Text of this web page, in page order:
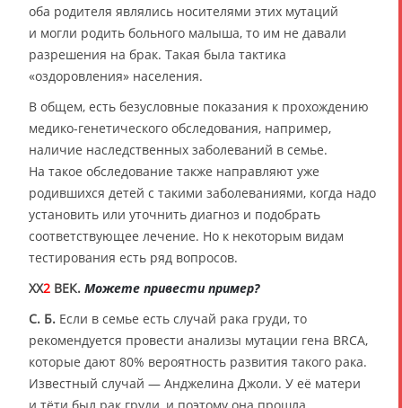
оба родителя являлись носителями этих мутаций
и могли родить больного малыша, то им не давали
разрешения на брак. Такая была тактика
«оздоровления» населения.
В общем, есть безусловные показания к прохождению
медико-генетического обследования, например,
наличие наследственных заболеваний в семье.
На такое обследование также направляют уже
родившихся детей с такими заболеваниями, когда надо
установить или уточнить диагноз и подобрать
соответствующее лечение. Но к некоторым видам
тестирования есть ряд вопросов.
XX2 ВЕК. Можете привести пример?
С. Б. Если в семье есть случай рака груди, то
рекомендуется провести анализы мутации гена BRCA,
которые дают 80% вероятность развития такого рака.
Известный случай — Анджелина Джоли. У её матери